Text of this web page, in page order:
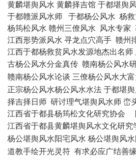
黄麟堪舆风水 黄麟择吉馆 于都堪舆
于都赣派风水师 于都杨公风水 杨
杨筠松风水 赣州三僚风水 风水专家
江西形势派风水 寻龙点穴高手 赣州
江西于都杨救贫风水发源地杰出名师
古杨公风水分金真传 赣南杨公风水
赣南杨公风水论谈 三僚杨公风水大
正宗杨公风水杨公风水水法 于都堪
择吉择日师 研讨理气堪舆风水师 峦
江西省于都县杨筠松文化研究协会
江西省于都县黄麟堪舆风水文化研究
杨公堪舆风水阳宅风水 杨公堪舆风
道教手绘开光灵符 有求必应广结善